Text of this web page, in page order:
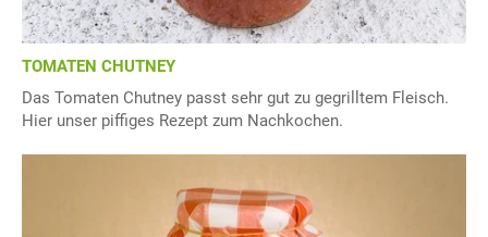
TOMATEN CHUTNEY
Das Tomaten Chutney passt sehr gut zu gegrilltem Fleisch.
Hier unser piffiges Rezept zum Nachkochen.